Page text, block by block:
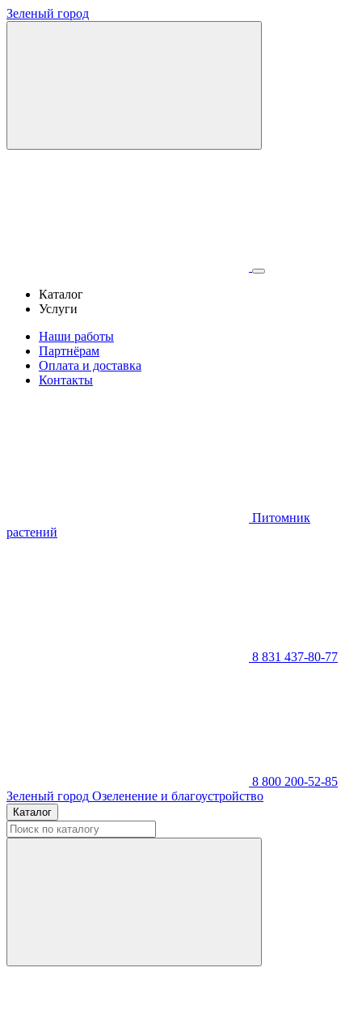
Зеленый город
Каталог
Услуги
Наши работы
Партнёрам
Оплата и доставка
Контакты
Питомник
растений
8 831 437-80-77
8 800 200-52-85
Зеленый город Озеленение и благоустройство
Каталог